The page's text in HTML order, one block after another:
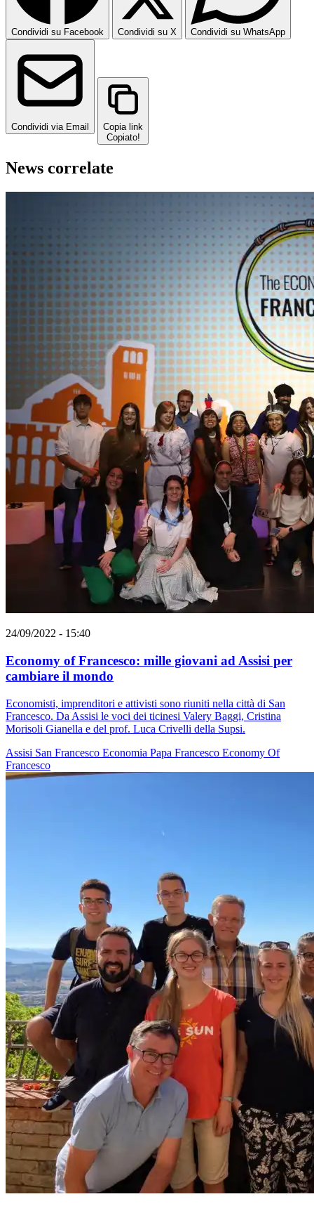
Condividi su Facebook Condividi su X Condividi su WhatsApp
Condividi via Email
Copia link
Copiato!
News correlate
24/09/2022 - 15:40
Economy of Francesco: mille giovani ad Assisi per
cambiare il mondo
Economisti, imprenditori e attivisti sono riuniti nella città di San
Francesco. Da Assisi le voci dei ticinesi Valery Baggi, Cristina
Morisoli Gianella e del prof. Luca Crivelli della Supsi.
Assisi San Francesco Economia Papa Francesco Economy Of
Francesco